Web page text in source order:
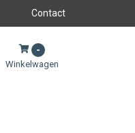
Contact
-
Winkelwagen